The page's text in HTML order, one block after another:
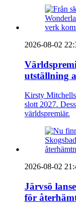
2026-08-02
utställning
Kirsty
slott 2027.
världspremiär.
2026-08-02
Järvsö
för